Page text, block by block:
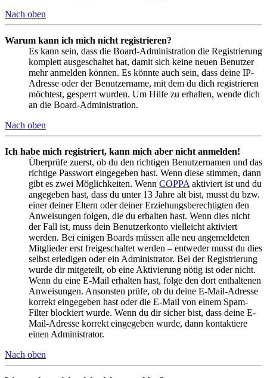
Nach oben
Warum kann ich mich nicht registrieren?
Es kann sein, dass die Board-Administration die Registrierung
komplett ausgeschaltet hat, damit sich keine neuen Benutzer
mehr anmelden können. Es könnte auch sein, dass deine IP-
Adresse oder der Benutzername, mit dem du dich registrieren
möchtest, gesperrt wurden. Um Hilfe zu erhalten, wende dich
an die Board-Administration.
Nach oben
Ich habe mich registriert, kann mich aber nicht anmelden!
Überprüfe zuerst, ob du den richtigen Benutzernamen und das
richtige Passwort eingegeben hast. Wenn diese stimmen, dann
gibt es zwei Möglichkeiten. Wenn COPPA aktiviert ist und du
angegeben hast, dass du unter 13 Jahre alt bist, musst du bzw.
einer deiner Eltern oder deiner Erziehungsberechtigten den
Anweisungen folgen, die du erhalten hast. Wenn dies nicht
der Fall ist, muss dein Benutzerkonto vielleicht aktiviert
werden. Bei einigen Boards müssen alle neu angemeldeten
Mitglieder erst freigeschaltet werden – entweder musst du dies
selbst erledigen oder ein Administrator. Bei der Registrierung
wurde dir mitgeteilt, ob eine Aktivierung nötig ist oder nicht.
Wenn du eine E-Mail erhalten hast, folge den dort enthaltenen
Anweisungen. Ansonsten prüfe, ob du deine E-Mail-Adresse
korrekt eingegeben hast oder die E-Mail von einem Spam-
Filter blockiert wurde. Wenn du dir sicher bist, dass deine E-
Mail-Adresse korrekt eingegeben wurde, dann kontaktiere
einen Administrator.
Nach oben